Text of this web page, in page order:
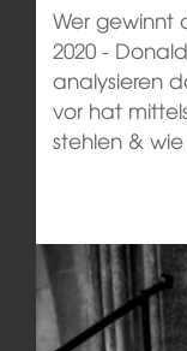
Wer gewinnt
2020 -
analysieren
vor hat
stehlen &